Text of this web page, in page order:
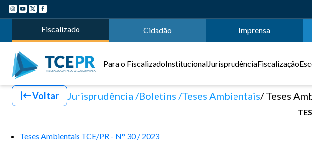
Fiscalizado Cidadão Imprensa
Para o FiscalizadoInstitucionalJurisprudênciaFiscalização
Voltar Jurisprudência Boletins Teses Ambientais Teses
Teses Ambientais TCE/PR - N° 30 / 2023